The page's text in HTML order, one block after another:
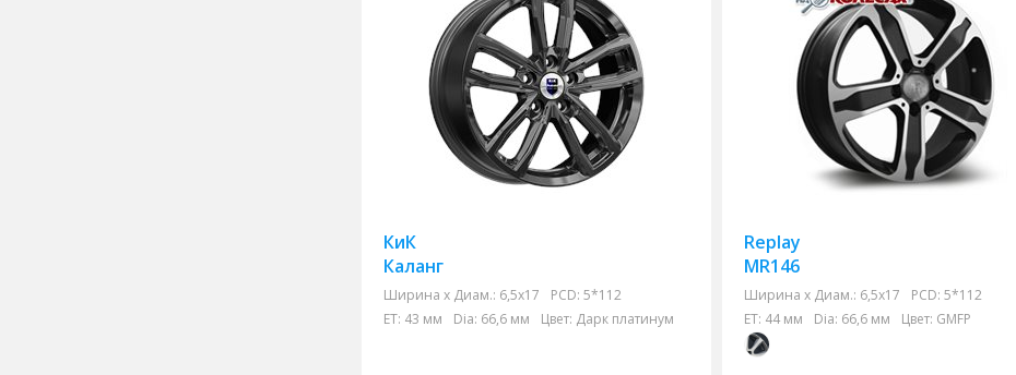
КиК
Каланг
Ширина х Диам.: 6,5x17 PCD: 5*112
ET: 43 мм Dia: 66,6 мм Цвет: Дарк платинум
Replay
MR146
Ширина х Диам.: 6,5x17 PCD: 5*112
ET: 44 мм Dia: 66,6 мм Цвет: GMFP